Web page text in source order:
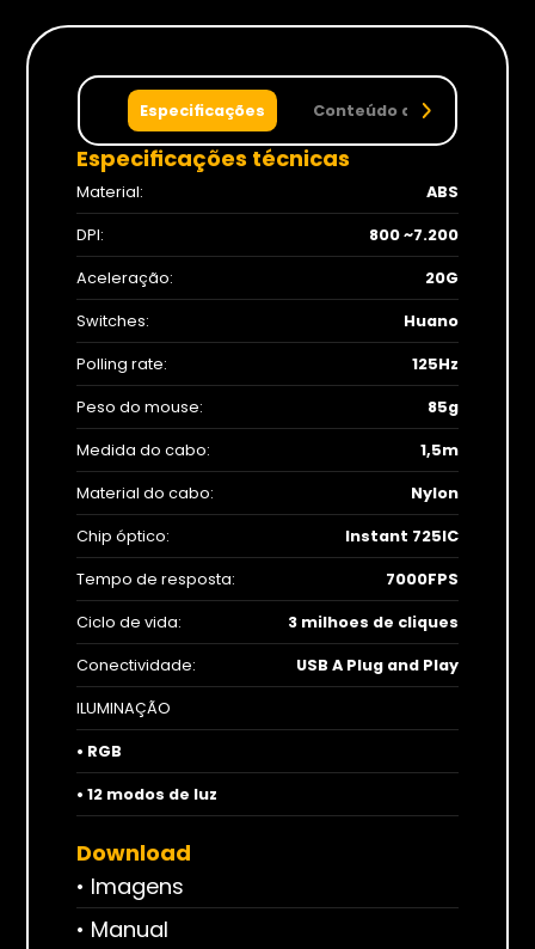
Seja Revenda
Especificações Conteúdo da caixa
Especificações técnicas
Material: ABS
DPI: 800 ~7.200
Aceleração: 20G
Switches: Huano
Polling rate: 125Hz
Peso do mouse: 85g
Medida do cabo: 1,5m
Material do cabo: Nylon
Chip óptico: Instant 725IC
Tempo de resposta: 7000FPS
Ciclo de vida: 3 milhoes de cliques
Conectividade: USB A Plug and Play
ILUMINAÇÃO
• RGB
• 12 modos de luz
Download
• Imagens
• Manual